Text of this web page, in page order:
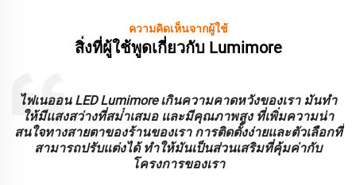
ความคิดเห็นจากผู้ใช้
สิ่งที่ผู้ใช้พูดเกี่ยวกับ Lumimore
ไฟเนออน LED Lumimore เกินความคาดหวังของเรา มันทํา
ให้มีแสงสว่างที่สม่ําเสมอ และมีคุณภาพสูง ที่เพิ่มความน่า
สนใจทางสายตาของร้านของเรา การติดตั้งง่ายและตัวเลือกที่
สามารถปรับแต่งได้ ทําให้มันเป็นส่วนเสริมที่คุ้มค่ากับ
โครงการของเรา